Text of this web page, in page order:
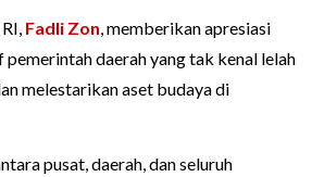
Fadli Zon, memberikan apresiasi
daerah yang tak kenal lelah
melestarikan aset budaya di
pusat, daerah, dan seluruh